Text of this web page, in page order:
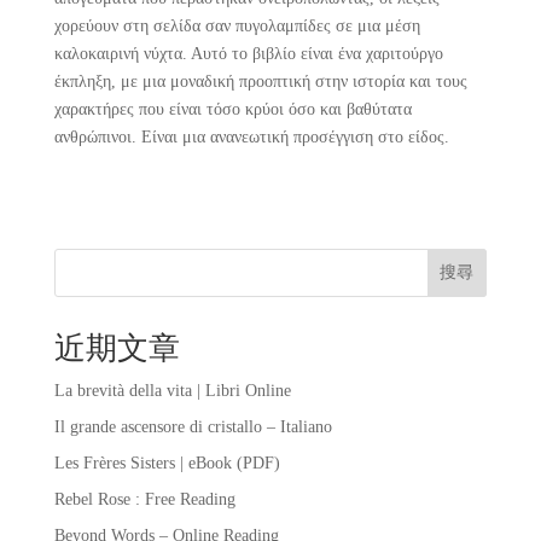
χορεύουν στη σελίδα σαν πυγολαμπίδες σε μια μέση
καλοκαιρινή νύχτα. Αυτό το βιβλίο είναι ένα χαριτούργο
έκπληξη, με μια μοναδική προοπτική στην ιστορία και τους
χαρακτήρες που είναι τόσο κρύοι όσο και βαθύτατα
ανθρώπινοι. Είναι μια ανανεωτική προσέγγιση στο είδος.
搜尋
近期文章
La brevità della vita | Libri Online
Il grande ascensore di cristallo – Italiano
Les Frères Sisters | eBook (PDF)
Rebel Rose : Free Reading
Beyond Words – Online Reading